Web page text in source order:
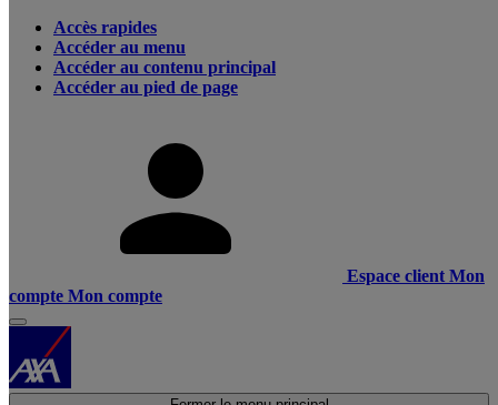
Accès rapides
Accéder au menu
Accéder au contenu principal
Accéder au pied de page
Espace client Mon
compte Mon compte